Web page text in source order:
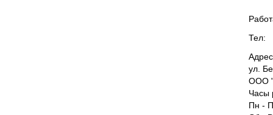
Тел:
ул.
ООО
Часы
Пн -